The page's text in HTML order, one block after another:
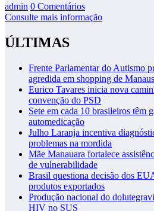
admin 0 Comentários
Consulte mais informação
ÚLTIMAS
Frente Parlamentar do Autismo
agredida em shopping de Manaus
Eurico Tavares inicia nova
convenção do PSD
Sete em cada 10 brasileiros têm
automedicação
Julho Laranja incentiva
problemas na mordida
Mãe Manauara fortalece
de vulnerabilidade
Brasil questiona decisão dos
produtos exportados
Produção nacional do
HIV no SUS